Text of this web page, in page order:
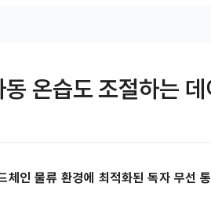
온습도 조절하는
인 물류 환경에 최적화된 독자 무선